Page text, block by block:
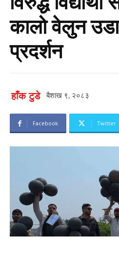
कालो वेलुन
प्रदर्शन
हाँक टुडे बैशाख ९, २०८३
Facebook Twitter